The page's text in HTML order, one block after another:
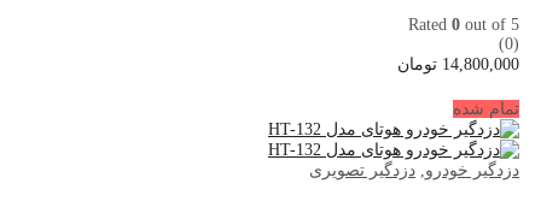
Rated 0 out of 5
(0)
14,800,000 تومان
تمام شده
دزدگیر خودرو, دزدگیر تصویری